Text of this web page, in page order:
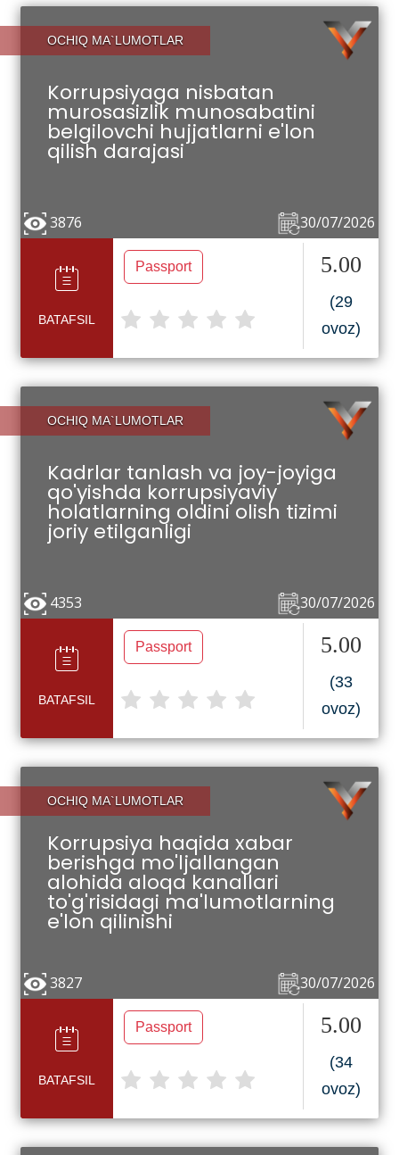
OCHIQ MA`LUMOTLAR
Korrupsiyaga nisbatan
murosasizlik munosabatini
belgilovchi hujjatlarni e'lon
qilish darajasi
30/07/2026
3876
BATAFSIL
Passport 5.00
(29
ovoz)
OCHIQ MA`LUMOTLAR
Kadrlar tanlash va joy-joyiga
qo'yishda korrupsiyaviy
holatlarning oldini olish tizimi
joriy etilganligi
30/07/2026
4353
BATAFSIL
Passport 5.00
(33
ovoz)
OCHIQ MA`LUMOTLAR
Korrupsiya haqida xabar
berishga mo'ljallangan
alohida aloqa kanallari
to'g'risidagi ma'lumotlarning
e'lon qilinishi
30/07/2026
3827
BATAFSIL
Passport 5.00
(34
ovoz)